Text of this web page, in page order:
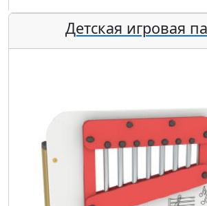
Детская игровая